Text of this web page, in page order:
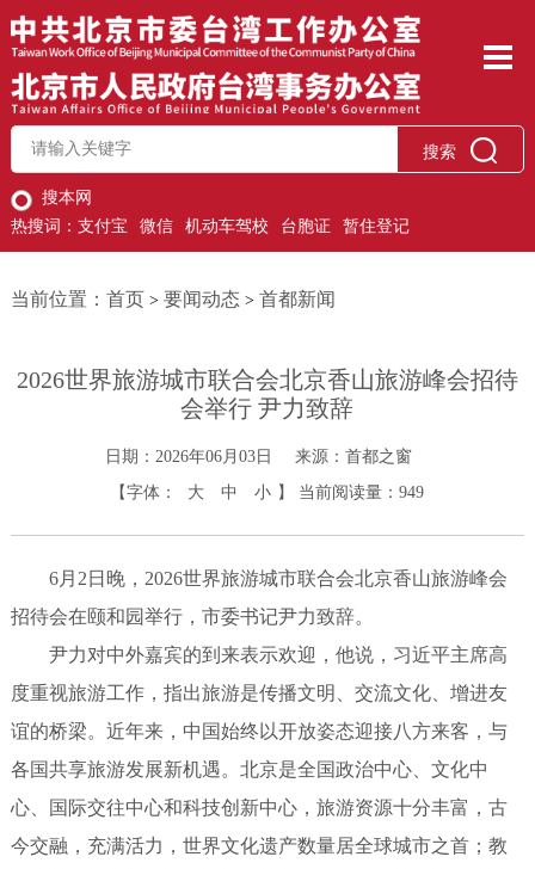
搜索
搜本网
热搜词： 支付宝 微信 机动车驾校 台胞证 暂住登记
当前位置： 首页 > 要闻动态 > 首都新闻
2026世界旅游城市联合会北京香山旅游峰会招待
会举行 尹力致辞
日期：2026年06月03日
来源：首都之窗
【字体：
大 中 小 】 当前阅读量：949
6月2日晚，2026世界旅游城市联合会北京香山旅游峰会
招待会在颐和园举行，市委书记尹力致辞。
尹力对中外嘉宾的到来表示欢迎，他说，习近平主席高
度重视旅游工作，指出旅游是传播文明、交流文化、增进友
谊的桥梁。近年来，中国始终以开放姿态迎接八方来客，与
各国共享旅游发展新机遇。北京是全国政治中心、文化中
心、国际交往中心和科技创新中心，旅游资源十分丰富，古
今交融，充满活力，世界文化遗产数量居全球城市之首；教